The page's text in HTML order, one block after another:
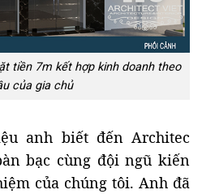
tiền 7m kết hợp kinh doanh theo
của gia chủ
anh biết đến Architec
bạc cùng đội ngũ kiến
của chúng tôi. Anh đã